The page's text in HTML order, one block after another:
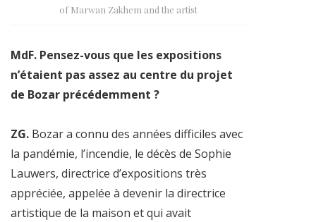
of Marwan Zakhem and the artist
MdF. Pensez-vous que les expositions
n’étaient pas assez au centre du projet
de Bozar précédemment ?
ZG. Bozar a connu des années difficiles avec
la pandémie, l’incendie, le décès de Sophie
Lauwers, directrice d’expositions très
appréciée, appelée à devenir la directrice
artistique de la maison et qui avait